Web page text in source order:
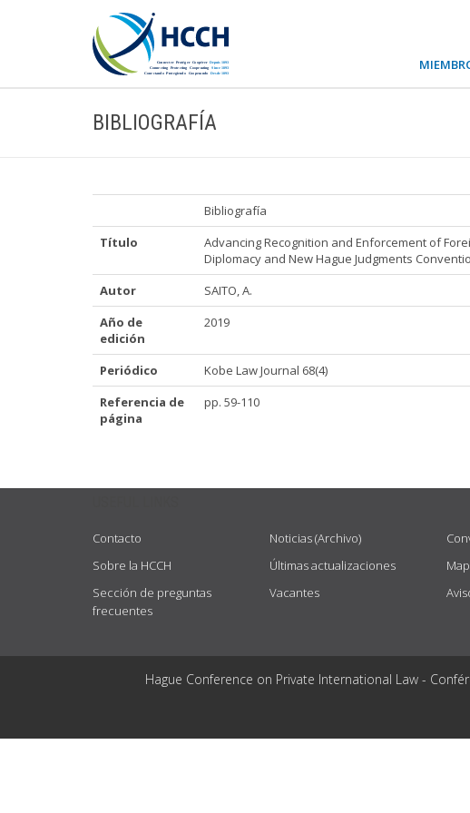
BIBLIOGRAFÍA
Bibliografía
Título
Advancing Recognition and Enforcement of
Diplomacy and New Hague Judgments
Autor
SAITO, A.
Año de
edición
2019
Periódico
Kobe Law Journal 68(4)
Referencia de
página
pp. 59-110
Contacto
Sobre la HCCH
Sección de preguntas
frecuentes
Noticias (Archivo)
Últimas actualizaciones
Vacantes
Hague Conference on Private International Law -